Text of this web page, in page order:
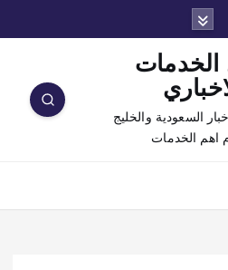
السعودية والخليج
اهم الخدمات